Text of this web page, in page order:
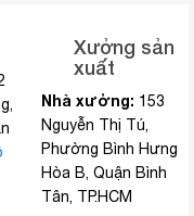
Xưởng sản
xuất
Nhà xưởng: 153
Nguyễn Thị Tú,
Phường Bình Hưng
Hòa B, Quận Bình
Tân, TP.HCM